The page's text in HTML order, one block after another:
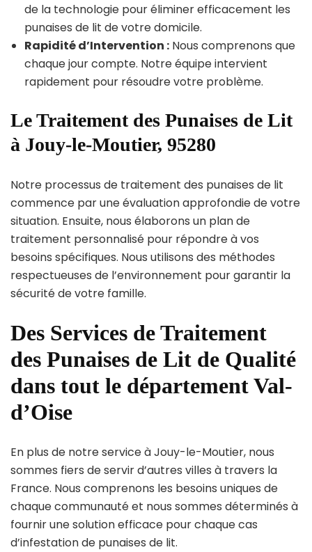
de la technologie pour éliminer efficacement les
punaises de lit de votre domicile.
Rapidité d’Intervention : Nous comprenons que
chaque jour compte. Notre équipe intervient
rapidement pour résoudre votre problème.
Le Traitement des Punaises de Lit
à Jouy-le-Moutier, 95280
Notre processus de traitement des punaises de lit
commence par une évaluation approfondie de votre
situation. Ensuite, nous élaborons un plan de
traitement personnalisé pour répondre à vos
besoins spécifiques. Nous utilisons des méthodes
respectueuses de l’environnement pour garantir la
sécurité de votre famille.
Des Services de Traitement
des Punaises de Lit de Qualité
dans tout le département Val-
d’Oise
En plus de notre service à Jouy-le-Moutier, nous
sommes fiers de servir d’autres villes à travers la
France. Nous comprenons les besoins uniques de
chaque communauté et nous sommes déterminés à
fournir une solution efficace pour chaque cas
d’infestation de punaises de lit.